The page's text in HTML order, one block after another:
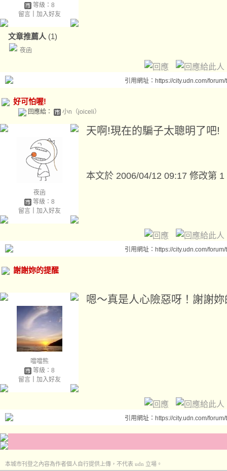
等級：8
留言｜ 加入好友
文章推薦人 (1)
夜函
引用網址：https://city.udn.com/
好可怕喔!
回應給： 小n（joiceli）
夜函
等級：8
留言｜ 加入好友
天啊!現在的騙子太聰明了吧!
本文於 2006/04/12 09:17 修改第 1
引用網址：https://city.udn.com/
謝謝妳的提醒
噹噹熊
等級：8
留言｜ 加入好友
嗯～真是人心險惡呀！謝謝
引用網址：https://city.udn.com/
本城市刊登之內容為作者個人自行提供上傳，不代表 udn 立場。